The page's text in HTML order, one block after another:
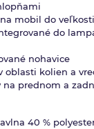
mobil do veľkosti
do
nohavice
oblasti kolien a
na prednom a
40 %